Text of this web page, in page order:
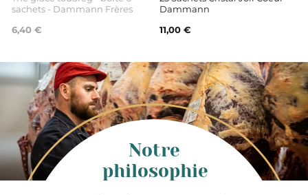
sachets - Dammann Frères
6,40 €
Dammann
11,00 €
Notre
philosophie